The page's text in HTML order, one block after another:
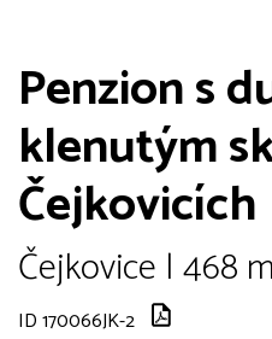
Penzion s
klenutým
Čejkovicích
Čejkovice | 468
ID 170066JK-2